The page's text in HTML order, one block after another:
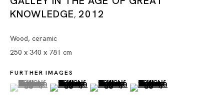
Nobuaki Takekawa
KNOWLEDGE, 2012
Wood, ceramic
250 x 340 x 781 cm
FURTHER IMAGES
(View a larger image of thumbnail 1 )
, currently selected.
, currently selected.
, currently selected.
(View a larger image of thumbnail 2 )
(View a larger image of
(View a larger image